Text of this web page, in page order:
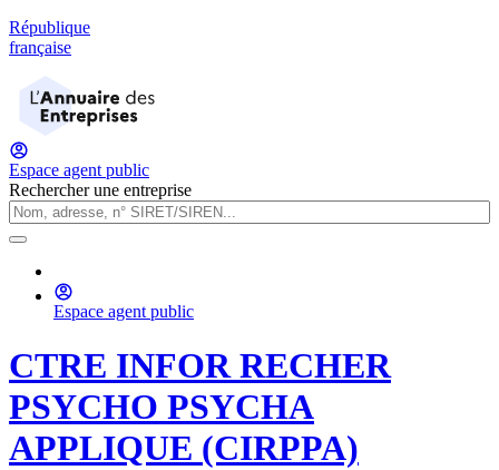
République
française
Espace agent public
Rechercher une entreprise
Espace agent public
CTRE INFOR RECHER
PSYCHO PSYCHA
APPLIQUE (CIRPPA)